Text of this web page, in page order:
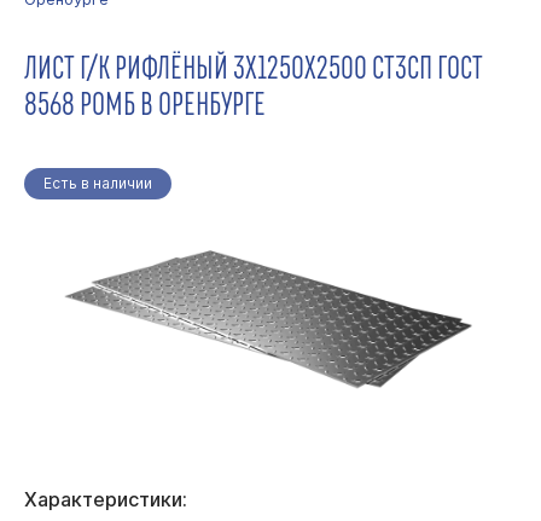
ЛИСТ Г/К РИФЛЁНЫЙ 3Х1250Х2500 СТ3СП ГОСТ
8568 РОМБ В ОРЕНБУРГЕ
Есть в наличии
Характеристики: